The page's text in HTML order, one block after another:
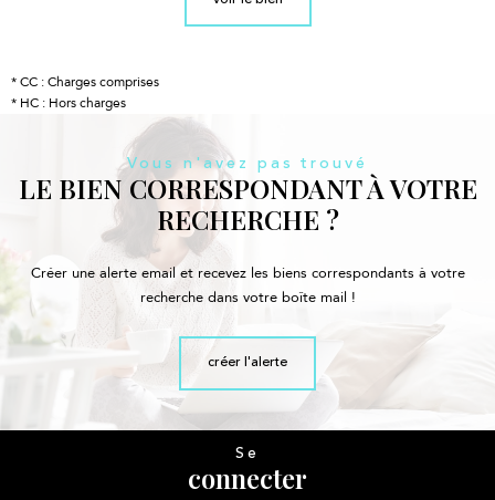
* CC : Charges comprises
* HC : Hors charges
Vous n'avez pas trouvé
LE BIEN CORRESPONDANT À VOTRE
RECHERCHE ?
Créer une alerte email et recevez les biens correspondants à votre
recherche dans votre boîte mail !
créer l'alerte
Se
connecter